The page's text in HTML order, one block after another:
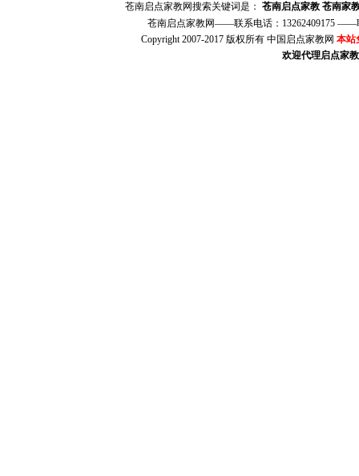
苍南启点家教网搜索关键词是： 苍南启点家教 苍南家
苍南启点家教网——联系电话：13262409175
Copyright 2007-2017 版权所有 中国启点家教网 本站
欢迎代理启点家